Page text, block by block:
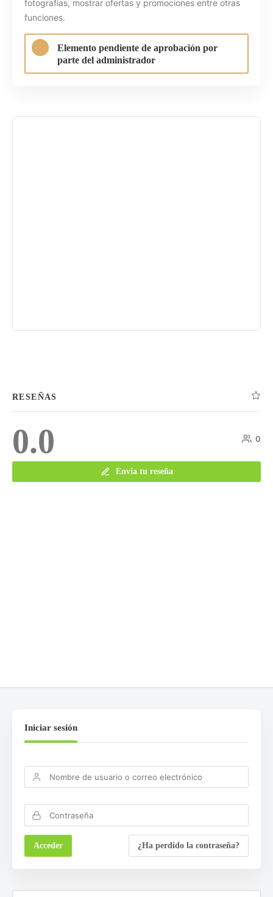
fotografías, mostrar ofertas y promociones entre otras
funciones.
Elemento pendiente de aprobación por
parte del administrador
RESEÑAS
0.0 0
Envía tu reseña
Iniciar sesión
¿Ha perdido la contraseña?